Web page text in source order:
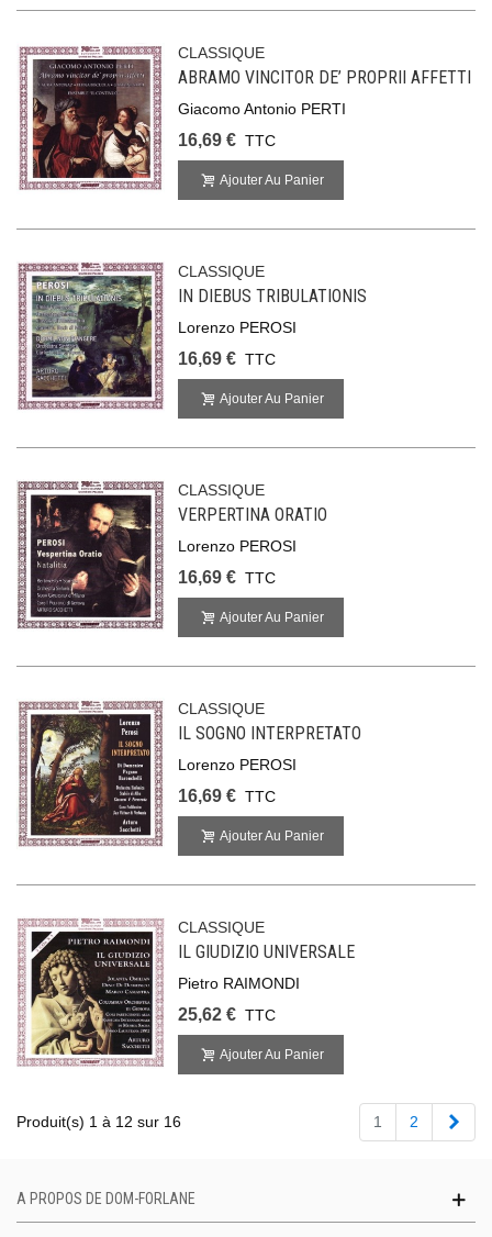
CLASSIQUE
ABRAMO VINCITOR DE’ PROPRII AFFETTI
Giacomo Antonio PERTI
16,69 € TTC
Ajouter Au Panier
CLASSIQUE
IN DIEBUS TRIBULATIONIS
Lorenzo PEROSI
16,69 € TTC
Ajouter Au Panier
CLASSIQUE
VERPERTINA ORATIO
Lorenzo PEROSI
16,69 € TTC
Ajouter Au Panier
CLASSIQUE
IL SOGNO INTERPRETATO
Lorenzo PEROSI
16,69 € TTC
Ajouter Au Panier
CLASSIQUE
IL GIUDIZIO UNIVERSALE
Pietro RAIMONDI
25,62 € TTC
Ajouter Au Panier
Produit(s) 1 à 12 sur 16 1 2
A PROPOS DE DOM-FORLANE